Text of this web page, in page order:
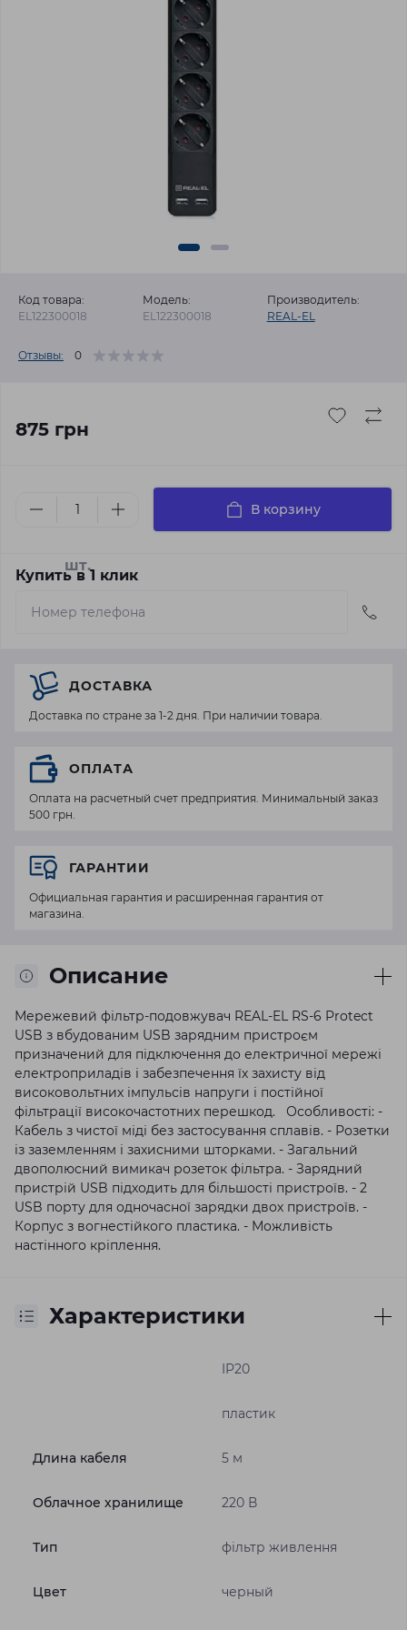
Код товара:
EL122300018
Модель:
EL122300018
Производитель:
REAL-EL
Отзывы: 0
875 грн
шт.
В корзину
Купить в 1 клик
Описание
Мережевий фільтр-подовжувач REAL-EL RS-6 Protect
USB з вбудованим USB зарядним пристроєм
призначений для підключення до електричної мережі
електроприладів і забезпечення їх захисту від
високовольтних імпульсів напруги і постійної
фільтрації високочастотних перешкод. Особливості: -
Кабель з чистої міді без застосування сплавів. - Розетки
із заземленням і захисними шторками. - Загальний
двополюсний вимикач розеток фільтра. - Зарядний
пристрій USB підходить для більшості пристроїв. - 2
USB порту для одночасної зарядки двох пристроїв. -
Корпус з вогнестійкого пластика. - Можливість
настінного кріплення.
Характеристики
IP20
пластик
Длина кабеля 5 м
Облачное хранилище 220 В
Тип фільтр живлення
Цвет черный
ДОСТАВКА
Доставка по стране за 1-2 дня. При наличии товара.
ОПЛАТА
Оплата на расчетный счет предприятия. Минимальный заказ
500 грн.
ГАРАНТИИ
Официальная гарантия и расширенная гарантия от
магазина.